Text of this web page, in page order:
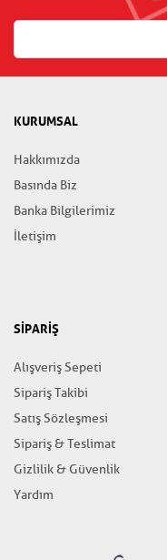
KURUMSAL
Hakkımızda
Basında Biz
Banka Bilgilerimiz
İletişim
SİPARİŞ
Alışveriş Sepeti
Sipariş Takibi
Satış Sözleşmesi
Sipariş & Teslimat
Gizlilik & Güvenlik
Yardım